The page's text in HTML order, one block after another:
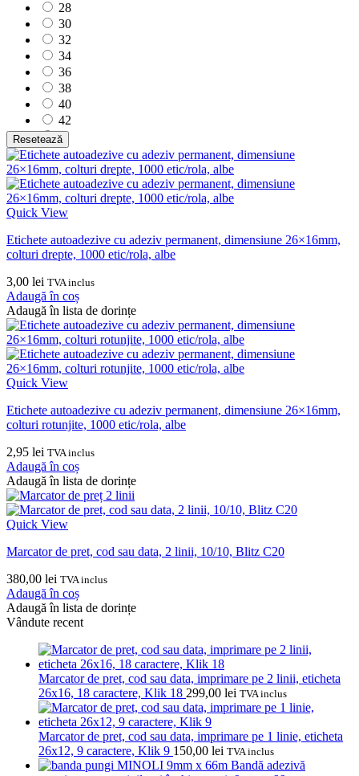
28
30
32
34
36
38
40
42
44
46
48
50
52
54
58
60
62
64
L
M
S
XL
XS
XXL
XXXL
Resetează
Quick View
Etichete autoadezive cu adeziv permanent, dimensiune 26×16mm,
colturi drepte, 1000 etic/rola, albe
3,00 lei TVA inclus
Adaugă în coș
Adaugă în lista de dorințe
Quick View
Etichete autoadezive cu adeziv permanent, dimensiune 26×16mm,
colturi rotunjite, 1000 etic/rola, albe
2,95 lei TVA inclus
Adaugă în coș
Adaugă în lista de dorințe
Quick View
Marcator de pret, cod sau data, 2 linii, 10/10, Blitz C20
380,00 lei TVA inclus
Adaugă în coș
Adaugă în lista de dorințe
Vândute recent
Marcator de pret, cod sau data, imprimare pe 2 linii, eticheta
26x16, 18 caractere, Klik 18 299,00 lei TVA inclus
Marcator de pret, cod sau data, imprimare pe 1 linie, eticheta
26x12, 9 caractere, Klik 9 150,00 lei TVA inclus
Bandă adezivă